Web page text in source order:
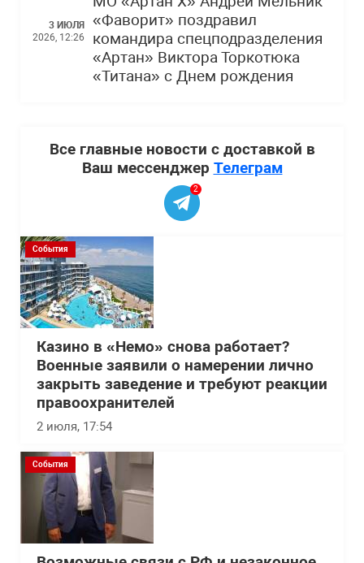
3 ИЮЛЯ
2026, 12:26
«Фаворит» поздравил
командира спецподразделения
«Артан» Виктора Торкотюка
«Титана» с Днем рождения
Все главные новости с доставкой в
Ваш мессенджер Телеграм
2
События
Казино в «Немо» снова работает?
Военные заявили о намерении лично
закрыть заведение и требуют реакции
правоохранителей
2 июля, 17:54
События